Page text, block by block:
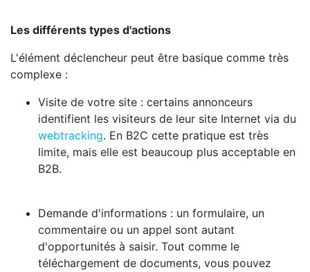
Les différents types d'actions
L'élément déclencheur peut être basique comme très
complexe :
Visite de votre site : certains annonceurs
identifient les visiteurs de leur site Internet via du
webtracking. En B2C cette pratique est très
limite, mais elle est beaucoup plus acceptable en
B2B.
Demande d'informations : un formulaire, un
commentaire ou un appel sont autant
d'opportunités à saisir. Tout comme le
téléchargement de documents, vous pouvez